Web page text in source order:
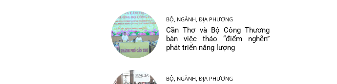
BỘ, NGÀNH, ĐỊA PHƯƠNG
Cần Thơ và Bộ Công Thương
bàn việc tháo “điểm nghẽn”
phát triển năng lượng
BỘ, NGÀNH, ĐỊA PHƯƠNG